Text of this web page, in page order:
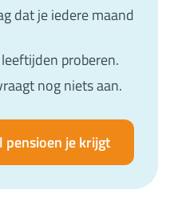
dat je iedere maand
proberen.
nog niets aan.
pensioen je krijgt